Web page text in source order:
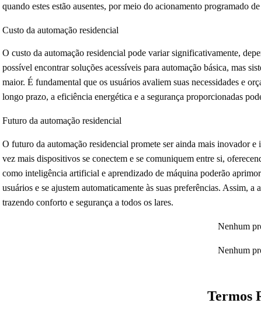
quando estes estão ausentes, por meio do acionamento programado
Custo da automação residencial
O custo da automação residencial pode variar significativamente,
possível encontrar soluções acessíveis para automação básica, mas
maior. É fundamental que os usuários avaliem suas necessidades e
longo prazo, a eficiência energética e a segurança proporcionadas
Futuro da automação residencial
O futuro da automação residencial promete ser ainda mais inovador
vez mais dispositivos se conectem e se comuniquem entre si,
como inteligência artificial e aprendizado de máquina poderão
usuários e se ajustem automaticamente às suas preferências. Assim,
trazendo conforto e segurança a todos os lares.
Nenhum
Nenhum
Termos